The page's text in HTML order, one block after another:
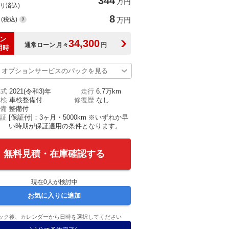
済込)
(税込) 8万円
時
通常ローン 月々34,300 円
オプションサービスのパックを見る
2021(令和3)年 走行 6.7万km
車検整備付 修復歴 なし
整備付
[保証付]：3ヶ月・5000km ※いずれか早
い時期が保証適用の条件となります。
無料見積・在庫確認する
現在0人が検討中
お気に入りに追加
ク後、カレンダーから日時を選択してください